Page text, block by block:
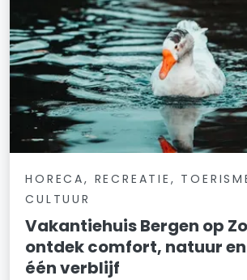
HORECA, RECREATIE,
CULTUUR
Vakantiehuis Bergen op
ontdek comfort, natuur
één verblijf